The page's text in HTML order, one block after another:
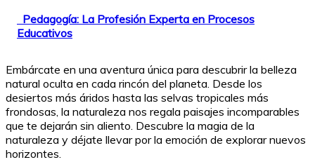
Pedagogía: La Profesión Experta en Procesos
Educativos
Embárcate en una aventura única para descubrir la belleza
natural oculta en cada rincón del planeta. Desde los
desiertos más áridos hasta las selvas tropicales más
frondosas, la naturaleza nos regala paisajes incomparables
que te dejarán sin aliento. Descubre la magia de la
naturaleza y déjate llevar por la emoción de explorar nuevos
horizontes.